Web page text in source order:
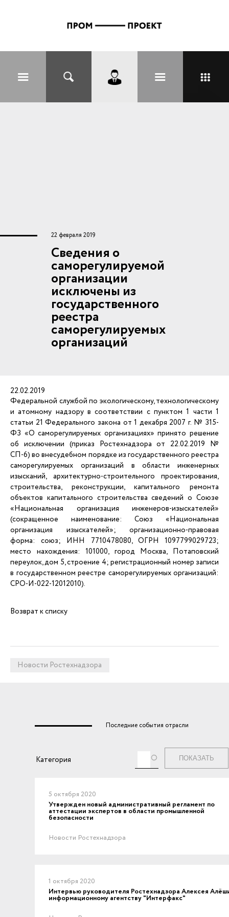
Вы здесь
22 февраля 2019
Сведения о
саморегулируемой
организации
исключены из
государственного
реестра
саморегулируемых
организаций
22.02.2019
Федеральной службой по экологическому, технологическому
и атомному надзору в соответствии с пунктом 1 части 1
статьи 21 Федерального закона от 1 декабря 2007 г. № 315-
ФЗ «О саморегулируемых организациях» принято решение
об исключении (приказ Ростехнадзора от 22.02.2019 №
СП-6) во внесудебном порядке из государственного реестра
саморегулируемых организаций в области инженерных
изысканий, архитектурно-строительного проектирования,
строительства, реконструкции, капитального ремонта
объектов капитального строительства сведений о Союзе
«Национальная организация инженеров-изыскателей»
(сокращенное наименование: Союз «Национальная
организация изыскателей»; организационно-правовая
форма: союз; ИНН 7710478080, ОГРН 1097799029723;
место нахождения: 101000, город Москва, Потаповский
переулок, дом 5, строение 4; регистрационный номер записи
в государственном реестре саморегулируемых организаций:
СРО-И-022-12012010).
Возврат к списку
Новости Ростехнадзора
Последние события отрасли
5 октября 2020
Утвержден новый административный регламент по
аттестации экспертов в области промышленной
безопасности
Новости Ростехнадзора
1 октября 2020
Интервью руководителя Ростехнадзора Алексея
информационному агентству "Интерфакс"